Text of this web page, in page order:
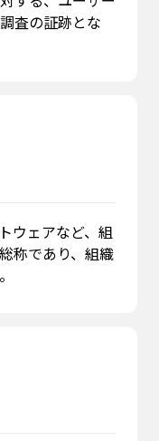
査の証跡とな
ウェアなど、組
称であり、組織